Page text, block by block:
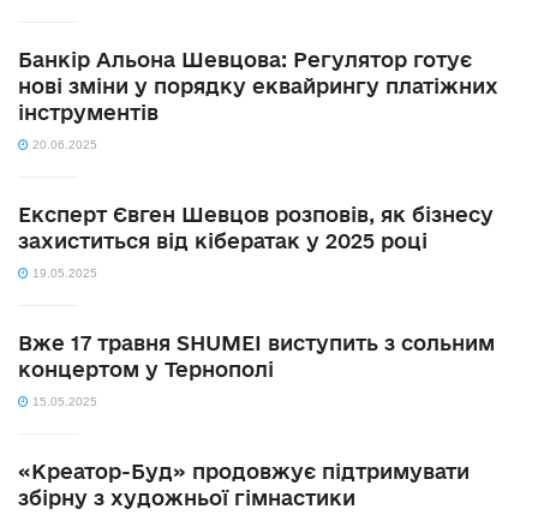
Банкір Альона Шевцова: Регулятор готує
нові зміни у порядку еквайрингу платіжних
інструментів
20.06.2025
Експерт Євген Шевцов розповів, як бізнесу
захиститься від кібератак у 2025 році
19.05.2025
Вже 17 травня SHUMEI виступить з сольним
концертом у Тернополі
15.05.2025
«Креатор-Буд» продовжує підтримувати
збірну з художньої гімнастики